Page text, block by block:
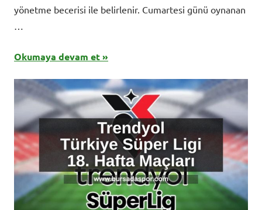
yönetme becerisi ile belirlenir. Cumartesi günü oynanan
…
Okumaya devam et